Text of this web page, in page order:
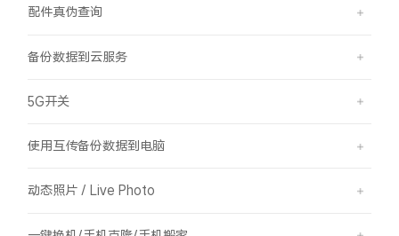
配件真伪查询
备份数据到云服务
5G开关
使用互传备份数据到电脑
动态照片 / Live Photo